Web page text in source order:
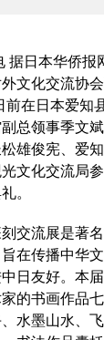
日本华侨报
文化交流协
前在日本爱知
总领事季文
雄俊宪、爱
文化交流局
。
流展是著名
在传播中华
日友好。本
的书画作品
水墨山水、